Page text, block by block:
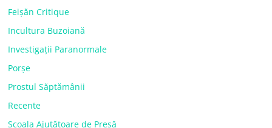
Feișăn Critique
Incultura Buzoiană
Investigații Paranormale
Porșe
Prostul Săptămânii
Recente
Școala Ajutătoare de Presă